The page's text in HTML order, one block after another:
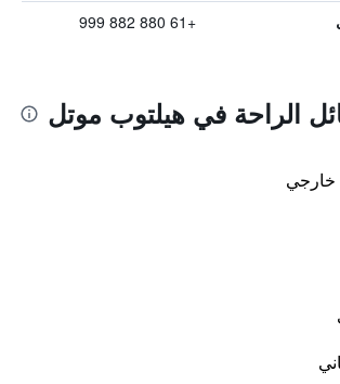
+61 880 882 999
الراحة في هيلتوب موتل
خارجي